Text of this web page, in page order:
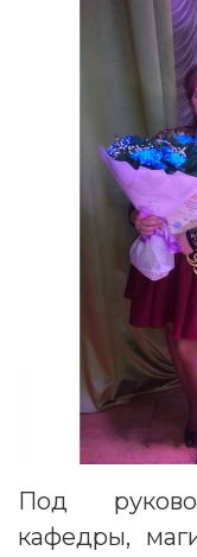
Под
кафедры,